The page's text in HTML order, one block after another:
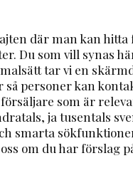
där man kan
Du som vill synas
tar vi en
personer kan
som är
ja tusentals
smarta
om du har förslag